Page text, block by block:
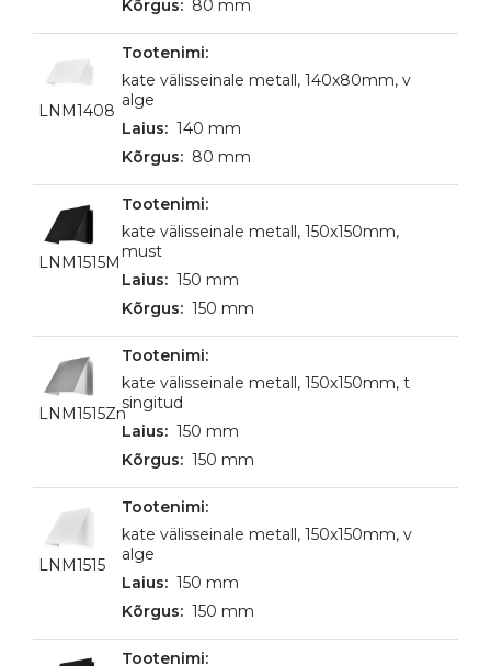
80 mm
LNM1408
kate välisseinale metall, 140x80mm, v
alge
140 mm
80 mm
LNM1515M
kate välisseinale metall, 150x150mm,
must
150 mm
150 mm
LNM1515Zn
kate välisseinale metall, 150x150mm, t
singitud
150 mm
150 mm
LNM1515
kate välisseinale metall, 150x150mm, v
alge
150 mm
150 mm